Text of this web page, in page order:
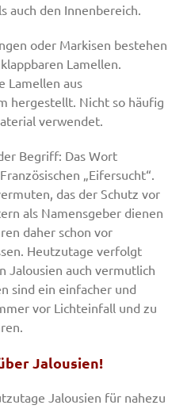
auch den Innenbereich.
oder Markisen bestehen
Lamellen.
Lamellen aus
hergestellt. Nicht so häufig
verwendet.
Begriff: Das Wort
„Eifersucht“.
das der Schutz vor
als Namensgeber dienen
daher schon vor
Heutzutage verfolgt
Jalousien auch vermutlich
sind ein einfacher und
vor Lichteinfall und zu
Jalousien!
Jalousien für nahezu